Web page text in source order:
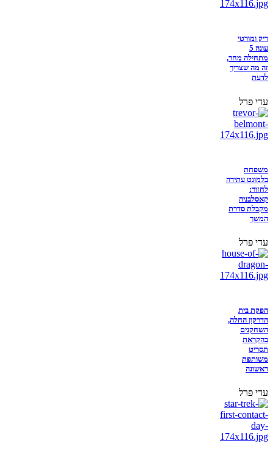
ריק ומורטי
עונה 5
מתחילה מחר,
זה מה שצריך
לדעת
עדי פרל
משפחת
בלמונט עתידה
לחזור:
קאסלבניה
מקבלת סדרת
המשך
עדי פרל
הפקת בית
הדרקון החלה,
השחקנים
בהקראת
תסריט
משותפת
ראשונה
עדי פרל